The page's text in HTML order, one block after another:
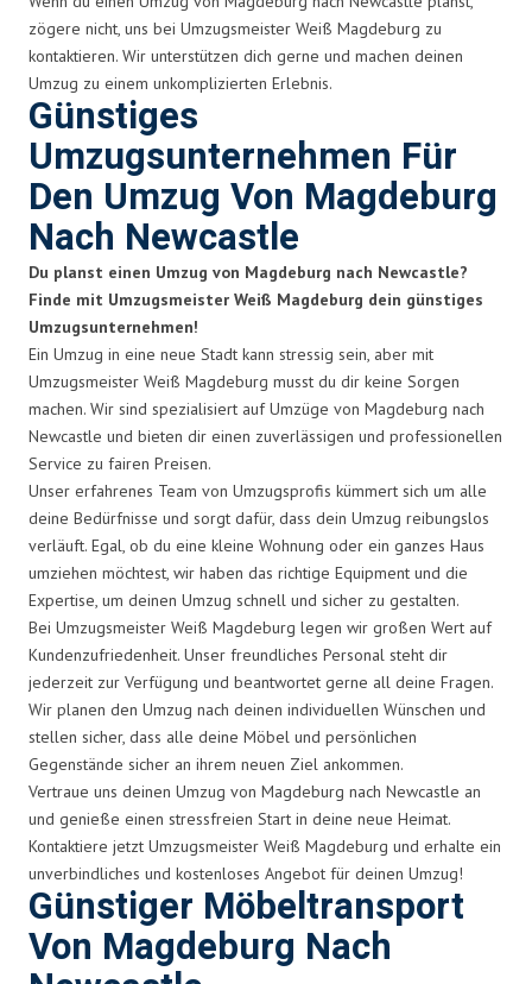
zögere nicht, uns bei Umzugsmeister Weiß Magdeburg zu
kontaktieren. Wir unterstützen dich gerne und machen deinen
Umzug zu einem unkomplizierten Erlebnis.
Günstiges
Umzugsunternehmen Für
Den Umzug Von Magdeburg
Nach Newcastle
Du planst einen Umzug von Magdeburg nach Newcastle?
Finde mit Umzugsmeister Weiß Magdeburg dein günstiges
Umzugsunternehmen!
Ein Umzug in eine neue Stadt kann stressig sein, aber mit
Umzugsmeister Weiß Magdeburg musst du dir keine Sorgen
machen. Wir sind spezialisiert auf Umzüge von Magdeburg nach
Newcastle und bieten dir einen zuverlässigen und professionellen
Service zu fairen Preisen.
Unser erfahrenes Team von Umzugsprofis kümmert sich um alle
deine Bedürfnisse und sorgt dafür, dass dein Umzug reibungslos
verläuft. Egal, ob du eine kleine Wohnung oder ein ganzes Haus
umziehen möchtest, wir haben das richtige Equipment und die
Expertise, um deinen Umzug schnell und sicher zu gestalten.
Bei Umzugsmeister Weiß Magdeburg legen wir großen Wert auf
Kundenzufriedenheit. Unser freundliches Personal steht dir
jederzeit zur Verfügung und beantwortet gerne all deine Fragen.
Wir planen den Umzug nach deinen individuellen Wünschen und
stellen sicher, dass alle deine Möbel und persönlichen
Gegenstände sicher an ihrem neuen Ziel ankommen.
Vertraue uns deinen Umzug von Magdeburg nach Newcastle an
und genieße einen stressfreien Start in deine neue Heimat.
Kontaktiere jetzt Umzugsmeister Weiß Magdeburg und erhalte ein
unverbindliches und kostenloses Angebot für deinen Umzug!
Günstiger Möbeltransport
Von Magdeburg Nach